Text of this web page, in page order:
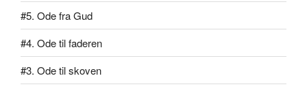
#5. Ode fra Gud
#4. Ode til faderen
#3. Ode til skoven